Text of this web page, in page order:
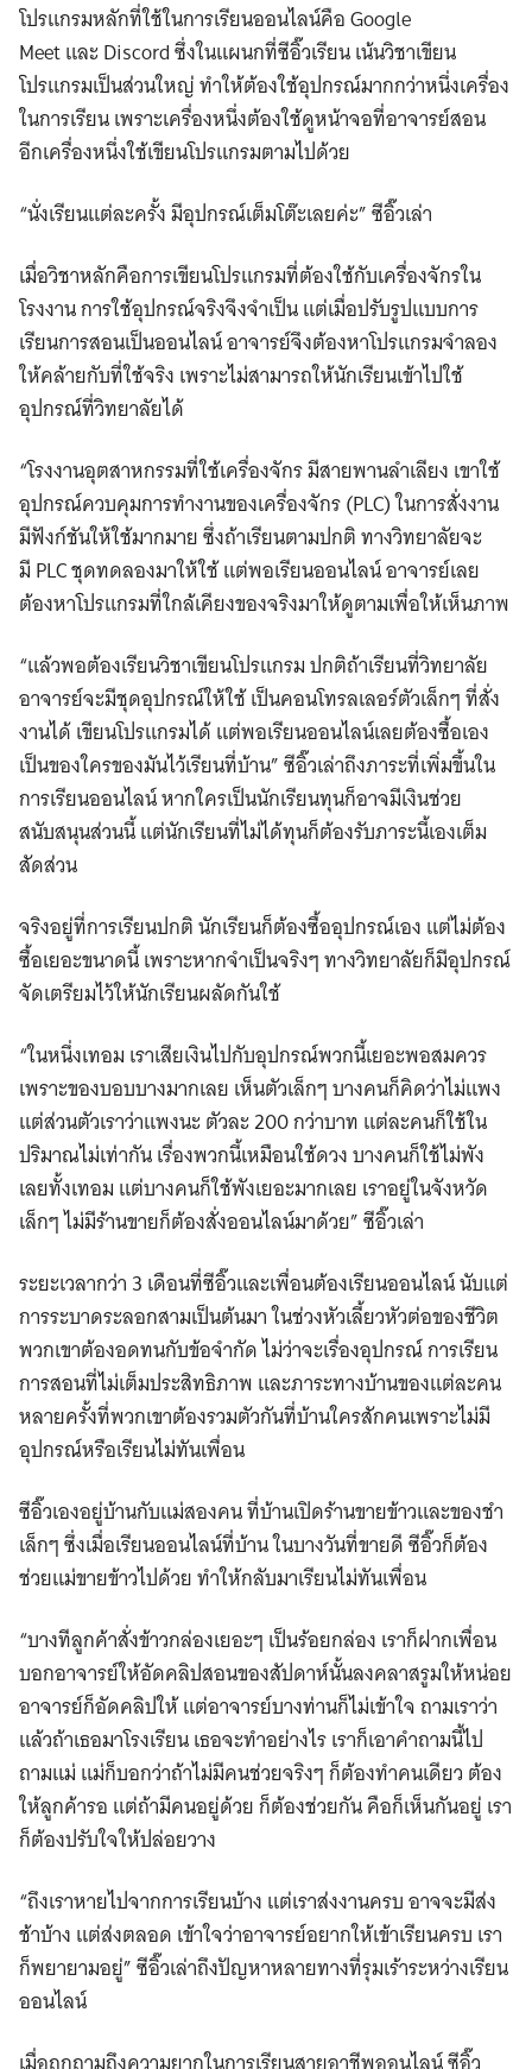
โปรแกรมหลักที่ใช้ในการเรียนออนไลน์คือ Google
Meet และ Discord ซึ่งในแผนกที่ซีอิ๊วเรียน เน้นวิชาเขียน
โปรแกรมเป็นส่วนใหญ่ ทำให้ต้องใช้อุปกรณ์มากกว่าหนึ่งเครื่อง
ในการเรียน เพราะเครื่องหนึ่งต้องใช้ดูหน้าจอที่อาจารย์สอน
อีกเครื่องหนึ่งใช้เขียนโปรแกรมตามไปด้วย
“นั่งเรียนแต่ละครั้ง มีอุปกรณ์เต็มโต๊ะเลยค่ะ” ซีอิ๊วเล่า
เมื่อวิชาหลักคือการเขียนโปรแกรมที่ต้องใช้กับเครื่องจักรใน
โรงงาน การใช้อุปกรณ์จริงจึงจำเป็น แต่เมื่อปรับรูปแบบการ
เรียนการสอนเป็นออนไลน์ อาจารย์จึงต้องหาโปรแกรมจำลอง
ให้คล้ายกับที่ใช้จริง เพราะไม่สามารถให้นักเรียนเข้าไปใช้
อุปกรณ์ที่วิทยาลัยได้
“โรงงานอุตสาหกรรมที่ใช้เครื่องจักร มีสายพานลำเลียง เขาใช้
อุปกรณ์ควบคุมการทำงานของเครื่องจักร (PLC) ในการสั่งงาน
มีฟังก์ชันให้ใช้มากมาย ซึ่งถ้าเรียนตามปกติ ทางวิทยาลัยจะ
มี PLC ชุดทดลองมาให้ใช้ แต่พอเรียนออนไลน์ อาจารย์เลย
ต้องหาโปรแกรมที่ใกล้เคียงของจริงมาให้ดูตามเพื่อให้เห็นภาพ
“แล้วพอต้องเรียนวิชาเขียนโปรแกรม ปกติถ้าเรียนที่วิทยาลัย
อาจารย์จะมีชุดอุปกรณ์ให้ใช้ เป็นคอนโทรลเลอร์ตัวเล็กๆ ที่สั่ง
งานได้ เขียนโปรแกรมได้ แต่พอเรียนออนไลน์เลยต้องซื้อเอง
เป็นของใครของมันไว้เรียนที่บ้าน” ซีอิ๊วเล่าถึงภาระที่เพิ่มขึ้นใน
การเรียนออนไลน์ หากใครเป็นนักเรียนทุนก็อาจมีเงินช่วย
สนับสนุนส่วนนี้ แต่นักเรียนที่ไม่ได้ทุนก็ต้องรับภาระนี้เองเต็ม
สัดส่วน
จริงอยู่ที่การเรียนปกติ นักเรียนก็ต้องซื้ออุปกรณ์เอง แต่ไม่ต้อง
ซื้อเยอะขนาดนี้ เพราะหากจำเป็นจริงๆ ทางวิทยาลัยก็มีอุปกรณ์
จัดเตรียมไว้ให้นักเรียนผลัดกันใช้
“ในหนึ่งเทอม เราเสียเงินไปกับอุปกรณ์พวกนี้เยอะพอสมควร
เพราะของบอบบางมากเลย เห็นตัวเล็กๆ บางคนก็คิดว่าไม่แพง
แต่ส่วนตัวเราว่าแพงนะ ตัวละ 200 กว่าบาท แต่ละคนก็ใช้ใน
ปริมาณไม่เท่ากัน เรื่องพวกนี้เหมือนใช้ดวง บางคนก็ใช้ไม่พัง
เลยทั้งเทอม แต่บางคนก็ใช้พังเยอะมากเลย เราอยู่ในจังหวัด
เล็กๆ ไม่มีร้านขายก็ต้องสั่งออนไลน์มาด้วย” ซีอิ๊วเล่า
ระยะเวลากว่า 3 เดือนที่ซีอิ๊วและเพื่อนต้องเรียนออนไลน์ นับแต่
การระบาดระลอกสามเป็นต้นมา ในช่วงหัวเลี้ยวหัวต่อของชีวิต
พวกเขาต้องอดทนกับข้อจำกัด ไม่ว่าจะเรื่องอุปกรณ์ การเรียน
การสอนที่ไม่เต็มประสิทธิภาพ และภาระทางบ้านของแต่ละคน
หลายครั้งที่พวกเขาต้องรวมตัวกันที่บ้านใครสักคนเพราะไม่มี
อุปกรณ์หรือเรียนไม่ทันเพื่อน
ซีอิ๊วเองอยู่บ้านกับแม่สองคน ที่บ้านเปิดร้านขายข้าวและของชำ
เล็กๆ ซึ่งเมื่อเรียนออนไลน์ที่บ้าน ในบางวันที่ขายดี ซีอิ๊วก็ต้อง
ช่วยแม่ขายข้าวไปด้วย ทำให้กลับมาเรียนไม่ทันเพื่อน
“บางทีลูกค้าสั่งข้าวกล่องเยอะๆ เป็นร้อยกล่อง เราก็ฝากเพื่อน
บอกอาจารย์ให้อัดคลิปสอนของสัปดาห์นั้นลงคลาสรูมให้หน่อย
อาจารย์ก็อัดคลิปให้ แต่อาจารย์บางท่านก็ไม่เข้าใจ ถามเราว่า
แล้วถ้าเธอมาโรงเรียน เธอจะทำอย่างไร เราก็เอาคำถามนี้ไป
ถามแม่ แม่ก็บอกว่าถ้าไม่มีคนช่วยจริงๆ ก็ต้องทำคนเดียว ต้อง
ให้ลูกค้ารอ แต่ถ้ามีคนอยู่ด้วย ก็ต้องช่วยกัน คือก็เห็นกันอยู่ เรา
ก็ต้องปรับใจให้ปล่อยวาง
“ถึงเราหายไปจากการเรียนบ้าง แต่เราส่งงานครบ อาจจะมีส่ง
ช้าบ้าง แต่ส่งตลอด เข้าใจว่าอาจารย์อยากให้เข้าเรียนครบ เรา
ก็พยายามอยู่” ซีอิ๊วเล่าถึงปัญหาหลายทางที่รุมเร้าระหว่างเรียน
ออนไลน์